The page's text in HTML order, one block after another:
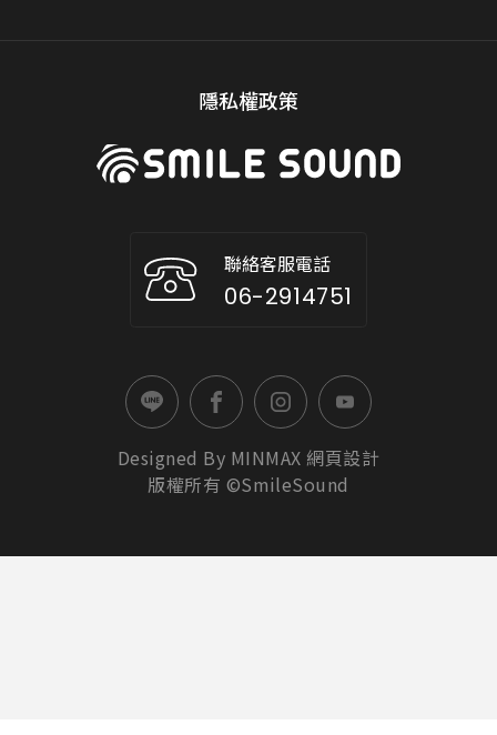
隱私權政策
聯絡客服電話
06-2914751
Designed By MINMAX 網頁設計
版權所有 ©SmileSound